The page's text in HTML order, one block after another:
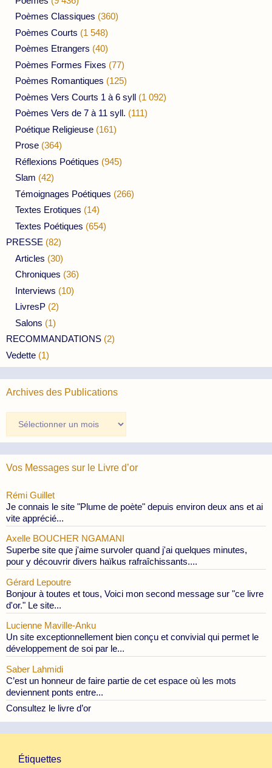
Poèmes Classiques (360)
Poèmes Courts (1 548)
Poèmes Etrangers (40)
Poèmes Formes Fixes (77)
Poèmes Romantiques (125)
Poèmes Vers Courts 1 à 6 syll (1 092)
Poèmes Vers de 7 à 11 syll. (111)
Poétique Religieuse (161)
Prose (364)
Réflexions Poétiques (945)
Slam (42)
Témoignages Poétiques (266)
Textes Erotiques (14)
Textes Poétiques (654)
PRESSE (82)
Articles (30)
Chroniques (36)
Interviews (10)
LivresP (2)
Salons (1)
RECOMMANDATIONS (2)
Vedette (1)
Archives des Publications
des
Publications
Vos Messages sur le Livre d’or
Rémi Guillet
Je connais le site "Plume de poète" depuis environ deux ans et ai
vite apprécié...
Axelle BOUCHER NGAMANI
Superbe site que j'aime survoler quand j'ai quelques minutes,
pour y découvrir divers haïkus rafraîchissants....
Gérard Lepoutre
Bonjour à toutes et tous, Voici mon second message sur "ce livre
d'or." Le site...
Lucienne Maville-Anku
Un site exceptionnellement bien conçu et convivial qui permet le
développement de soi par le...
Saber Lahmidi
C’est un honneur de faire partie de cet espace où les mots
deviennent ponts entre...
Consultez le livre d’or
Étiquettes